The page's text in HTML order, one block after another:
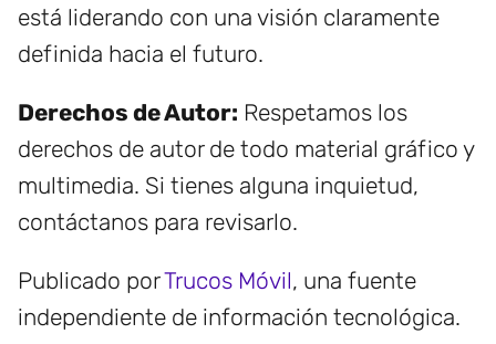
está liderando con una visión claramente
definida hacia el futuro.
Derechos de Autor: Respetamos los
derechos de autor de todo material gráfico y
multimedia. Si tienes alguna inquietud,
contáctanos para revisarlo.
Publicado porTrucos Móvil, una fuente
independiente de información tecnológica.